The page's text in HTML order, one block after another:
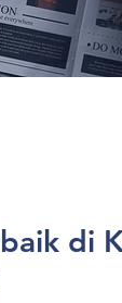
di